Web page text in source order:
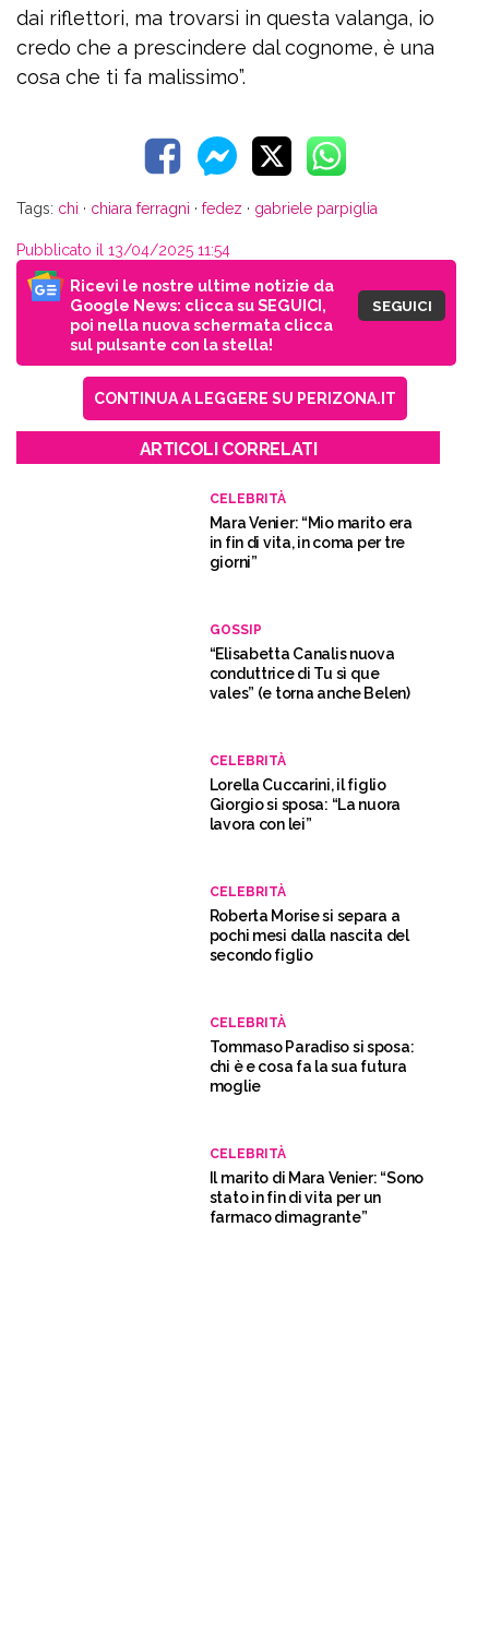
dai riflettori, ma trovarsi in questa valanga, io
credo che a prescindere dal cognome, è una
cosa che ti fa malissimo”.
Tags: chi · chiara ferragni · fedez · gabriele parpiglia
Pubblicato il 13/04/2025 11:54
Ricevi le nostre ultime notizie da
Google News: clicca su SEGUICI,
poi nella nuova schermata clicca
sul pulsante con la stella!
SEGUICI
CONTINUA A LEGGERE SU PERIZONA.IT
ARTICOLI CORRELATI
CELEBRITÀ
Mara Venier: “Mio marito era
in fin di vita, in coma per tre
giorni”
GOSSIP
“Elisabetta Canalis nuova
conduttrice di Tu sì que
vales” (e torna anche Belen)
CELEBRITÀ
Lorella Cuccarini, il figlio
Giorgio si sposa: “La nuora
lavora con lei”
CELEBRITÀ
Roberta Morise si separa a
pochi mesi dalla nascita del
secondo figlio
CELEBRITÀ
Tommaso Paradiso si sposa:
chi è e cosa fa la sua futura
moglie
CELEBRITÀ
Il marito di Mara Venier: “Sono
stato in fin di vita per un
farmaco dimagrante”